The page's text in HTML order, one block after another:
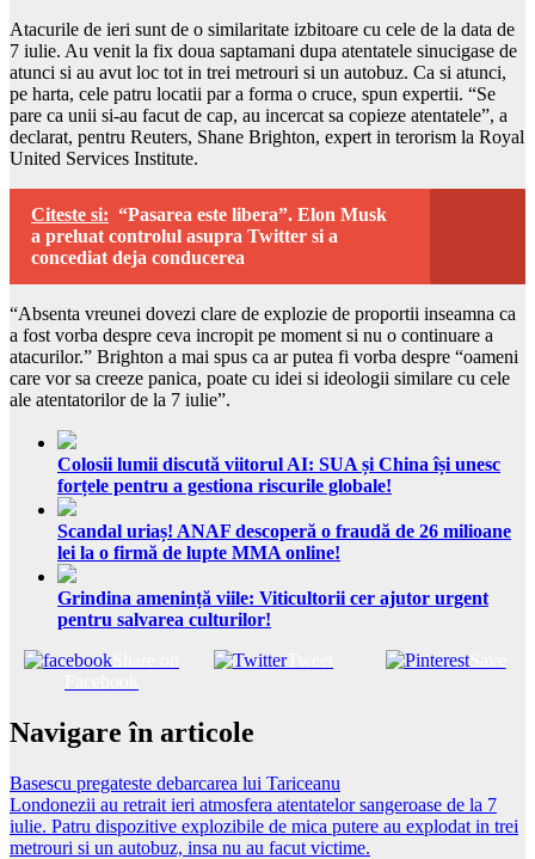
Atacurile de ieri sunt de o similaritate izbitoare cu cele de la data de
7 iulie. Au venit la fix doua saptamani dupa atentatele sinucigase de
atunci si au avut loc tot in trei metrouri si un autobuz. Ca si atunci,
pe harta, cele patru locatii par a forma o cruce, spun expertii. “Se
pare ca unii si-au facut de cap, au incercat sa copieze atentatele”, a
declarat, pentru Reuters, Shane Brighton, expert in terorism la Royal
United Services Institute.
Citeste si: “Pasarea este libera”. Elon Musk
a preluat controlul asupra Twitter si a
concediat deja conducerea
“Absenta vreunei dovezi clare de explozie de proportii inseamna ca
a fost vorba despre ceva incropit pe moment si nu o continuare a
atacurilor.” Brighton a mai spus ca ar putea fi vorba despre “oameni
care vor sa creeze panica, poate cu idei si ideologii similare cu cele
ale atentatorilor de la 7 iulie”.
Colosii lumii discută viitorul AI: SUA și China își unesc
forțele pentru a gestiona riscurile globale!
Scandal uriaș! ANAF descoperă o fraudă de 26 milioane
lei la o firmă de lupte MMA online!
Grindina amenință viile: Viticultorii cer ajutor urgent
pentru salvarea culturilor!
Tweet Save
Navigare în articole
Basescu pregateste debarcarea lui Tariceanu
Londonezii au retrait ieri atmosfera atentatelor sangeroase de la 7
iulie. Patru dispozitive explozibile de mica putere au explodat in trei
metrouri si un autobuz, insa nu au facut victime.